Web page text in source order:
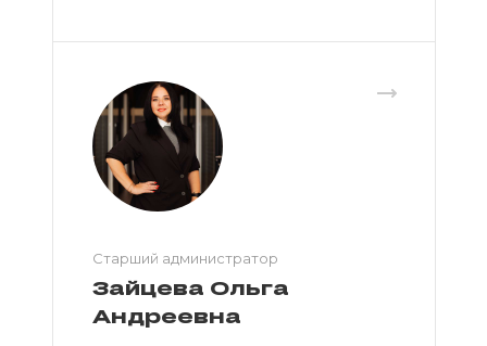
Старший администратор
Зайцева Ольга
Андреевна